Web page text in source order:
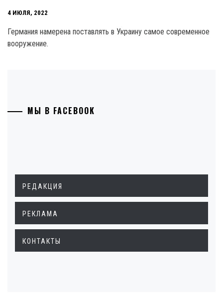
4 ИЮЛЯ, 2022
Германия намерена поставлять в Украину самое современное
вооружение.
МЫ В FACEBOOK
РЕДАКЦИЯ
РЕКЛАМА
КОНТАКТЫ